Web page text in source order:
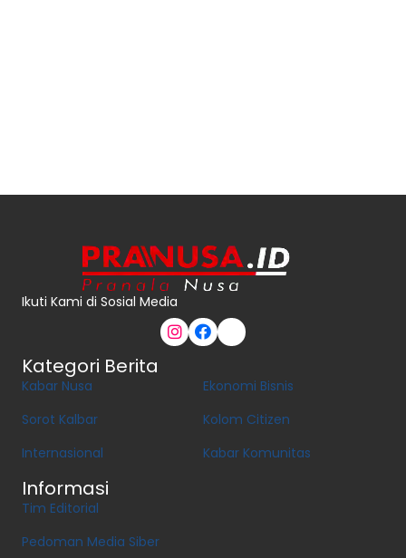
Ikuti Kami di Sosial Media
Kategori Berita
Kabar Nusa
Sorot Kalbar
Internasional
Ekonomi Bisnis
Kolom Citizen
Kabar Komunitas
Informasi
Tim Editorial
Pedoman Media Siber